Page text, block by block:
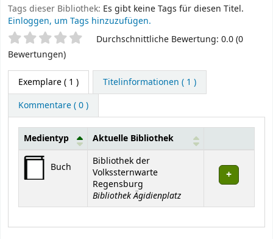
Tags dieser Bibliothek: Es gibt keine Tags für diesen Titel.
Einloggen, um Tags hinzuzufügen.
SternchenbewertungDurchschnittliche Bewertung: 0.0 (0
Bewertungen)
Exemplare( 1 )
Titelinformationen ( 1 )
Kommentare ( 0 )
Exemplare
Medientyp Aktuelle Bibliothek
Buch
Bibliothek der
Volkssternwarte
Regensburg
Bibliothek Ägidienplatz